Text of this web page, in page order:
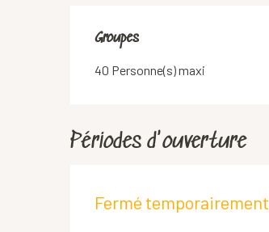
Groupes
Groupes
40 Personne(s) maxi
Périodes d'ouverture
Fermé temporairement